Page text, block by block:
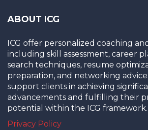
ABOUT ICG
ICG offer personalized coaching
including skill assessment, career
search techniques, resume
preparation, and networking
support clients in achieving
advancements and fulfilling their
potential within the ICG framework.
Privacy Policy